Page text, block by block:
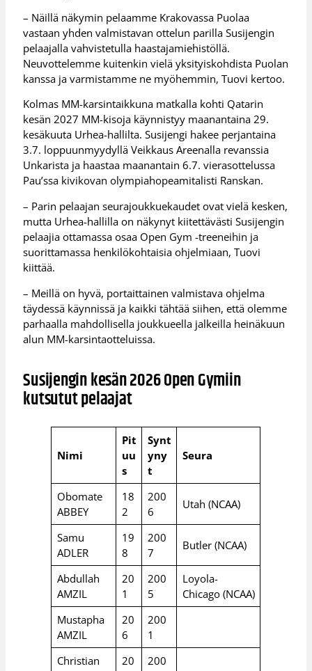
– Näillä näkymin pelaamme Krakovassa Puolaa
vastaan yhden valmistavan ottelun parilla Susijengin
pelaajalla vahvistetulla haastajamiehistöllä.
Neuvottelemme kuitenkin vielä yksityiskohdista Puolan
kanssa ja varmistamme ne myöhemmin, Tuovi kertoo.
Kolmas MM-karsintaikkuna matkalla kohti Qatarin
kesän 2027 MM-kisoja käynnistyy maanantaina 29.
kesäkuuta Urhea-hallilta. Susijengi hakee perjantaina
3.7. loppuunmyydyllä Veikkaus Areenalla revanssia
Unkarista ja haastaa maanantain 6.7. vierasottelussa
Pau’ssa kivikovan olympiahopeamitalisti Ranskan.
– Parin pelaajan seurajoukkuekaudet ovat vielä kesken,
mutta Urhea-hallilla on näkynyt kiitettävästi Susijengin
pelaajia ottamassa osaa Open Gym -treeneihin ja
suorittamassa henkilökohtaisia ohjelmiaan, Tuovi
kiittää.
– Meillä on hyvä, portaittainen valmistava ohjelma
täydessä käynnissä ja kaikki tähtää siihen, että olemme
parhaalla mahdollisella joukkueella jalkeilla heinäkuun
alun MM-karsintaotteluissa.
Susijengin kesän 2026 Open Gymiin
kutsutut pelaajat
Nimi
Pit
uu
s
Synt
yny
t
Seura
Obomate
ABBEY
18
2
200
6
Utah (NCAA)
Samu
ADLER
19
8
200
7
Butler (NCAA)
Abdullah
AMZIL
20
1
200
5
Loyola-
Chicago (NCAA)
Mustapha
AMZIL
20
6
200
1
Christian
20
200